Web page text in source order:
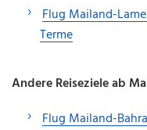
Flug Mailand-
Terme
Andere Reiseziele ab
Flug Mailand-